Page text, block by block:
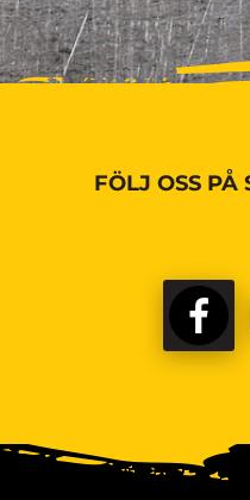
FÖLJ OSS PÅ